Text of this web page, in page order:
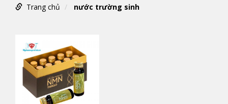
Trang chủ
nước trường sinh